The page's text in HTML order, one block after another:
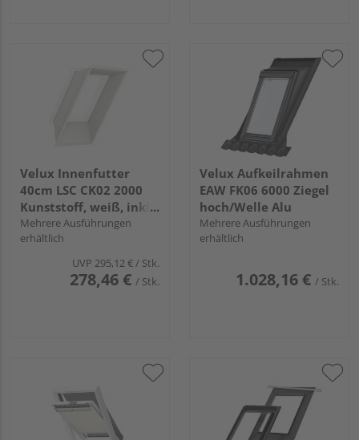
Velux Innenfutter
40cm LSC CK02 2000
Kunststoff, weiß, inkl.
BBX
Mehrere Ausführungen
erhältlich
UVP 295,12 € / Stk.
278,46 € / Stk.
Velux Aufkeilrahmen
EAW FK06 6000 Ziegel
hoch/Welle Alu
Mehrere Ausführungen
erhältlich
1.028,16 € / Stk.